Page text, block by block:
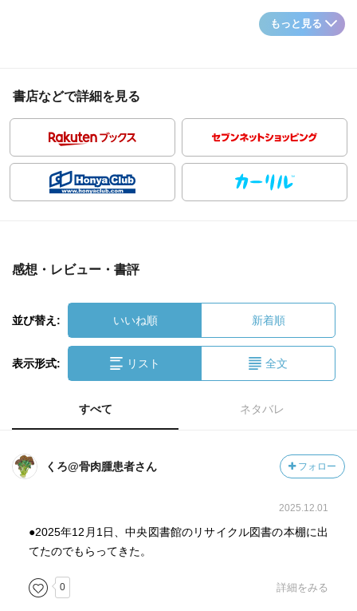
もっと見る
書店などで詳細を見る
感想・レビュー・書評
並び替え: いいね順 新着順
表示形式: リスト 全文
すべて ネタバレ
くろ@骨肉腫患者さん フォロー
2025.12.01
●2025年12月1日、中央図書館のリサイクル図書の本棚に出
てたのでもらってきた。
0 詳細をみる